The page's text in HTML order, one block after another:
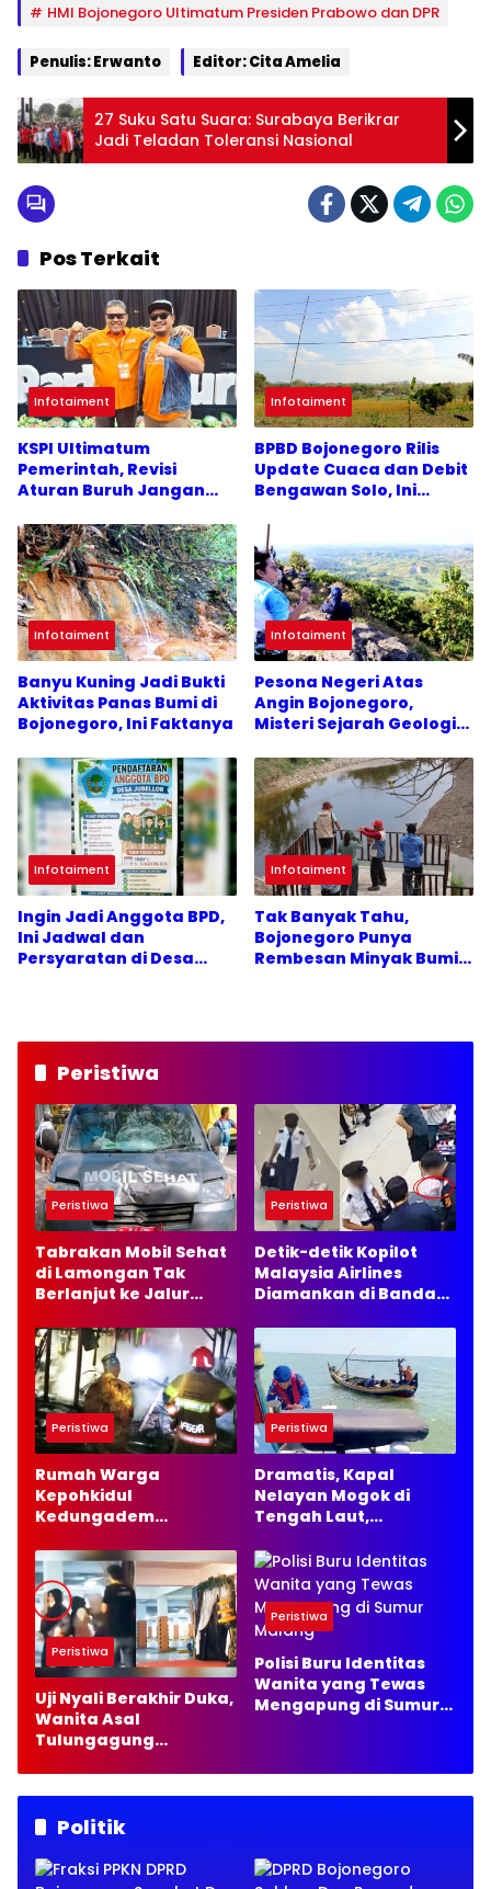
HMI Bojonegoro Ultimatum Presiden Prabowo dan DPR
Penulis: Erwanto Editor: Cita Amelia
27 Suku Satu Suara: Surabaya Berikrar
Jadi Teladan Toleransi Nasional
Pos Terkait
Infotaiment
KSPI Ultimatum
Pemerintah, Revisi
Aturan Buruh Jangan
Infotaiment
BPBD Bojonegoro Rilis
Update Cuaca dan Debit
Bengawan Solo, Ini
Infotaiment
Banyu Kuning Jadi Bukti
Aktivitas Panas Bumi di
Bojonegoro, Ini Faktanya
Infotaiment
Pesona Negeri Atas
Angin Bojonegoro,
Misteri Sejarah Geologi
Infotaiment
Ingin Jadi Anggota BPD,
Ini Jadwal dan
Persyaratan di Desa
Infotaiment
Tak Banyak Tahu,
Bojonegoro Punya
Rembesan Minyak Bumi
Peristiwa
Peristiwa
Tabrakan Mobil Sehat
di Lamongan Tak
Berlanjut ke Jalur
Peristiwa
Detik-detik Kopilot
Malaysia Airlines
Diamankan di Bandara
Ekstasi Disita
Peristiwa
Rumah Warga
Kepohkidul
Kedungadem
Damkarmat Pastikan
Tak Ada Korban Jiwa
Peristiwa
Dramatis, Kapal
Nelayan Mogok di
Tengah Laut,
Kirim 35 Liter Solar
Peristiwa
Uji Nyali Berakhir Duka,
Wanita Asal
Tulungagung
dari Wahana Rumah
Hantu
Peristiwa
Polisi Buru Identitas
Wanita yang Tewas
Mengapung di Sumur
Politik